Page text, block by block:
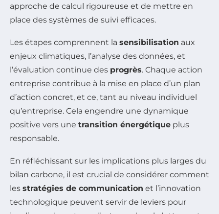
approche de calcul rigoureuse et de mettre en
place des systèmes de suivi efficaces.
Les étapes comprennent la sensibilisation aux
enjeux climatiques, l’analyse des données, et
l’évaluation continue des progrès. Chaque action
entreprise contribue à la mise en place d’un plan
d’action concret, et ce, tant au niveau individuel
qu’entreprise. Cela engendre une dynamique
positive vers une transition énergétique plus
responsable.
En réfléchissant sur les implications plus larges du
bilan carbone, il est crucial de considérer comment
les stratégies de communication et l’innovation
technologique peuvent servir de leviers pour